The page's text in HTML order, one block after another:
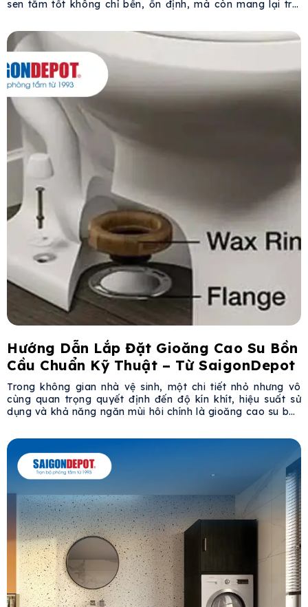
sen tắm tốt không chỉ bền, ổn định, mà còn mang lại trải
ứng tất cả những tiêu
Hướng Dẫn Lắp Đặt Gioăng Cao Su Bồn
Cầu Chuẩn Kỹ Thuật – Từ SaigonDepot
Trong không gian nhà vệ sinh, một chi tiết nhỏ nhưng vô
cùng quan trọng quyết định đến độ kín khít, hiệu suất sử
dụng và khả năng ngăn mùi hôi chính là gioăng cao su bồn
chi tiết cách chọn, lắp đặt và